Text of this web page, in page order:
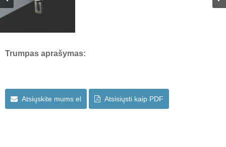
Trumpas aprašymas:
Atsiųskite mums el Atsisiųsti kaip PDF